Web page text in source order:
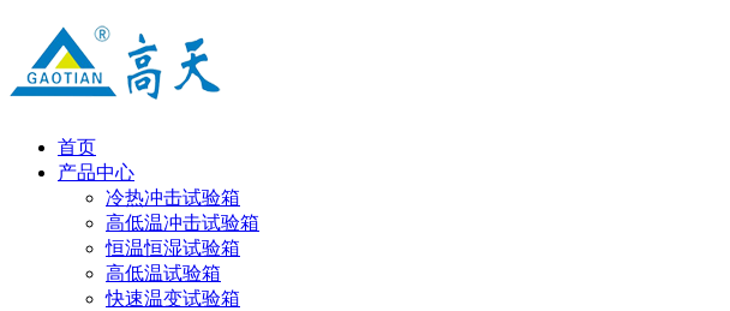
首页
产品中心
冷热冲击试验箱
高低温冲击试验箱
恒温恒湿试验箱
高低温试验箱
快速温变试验箱